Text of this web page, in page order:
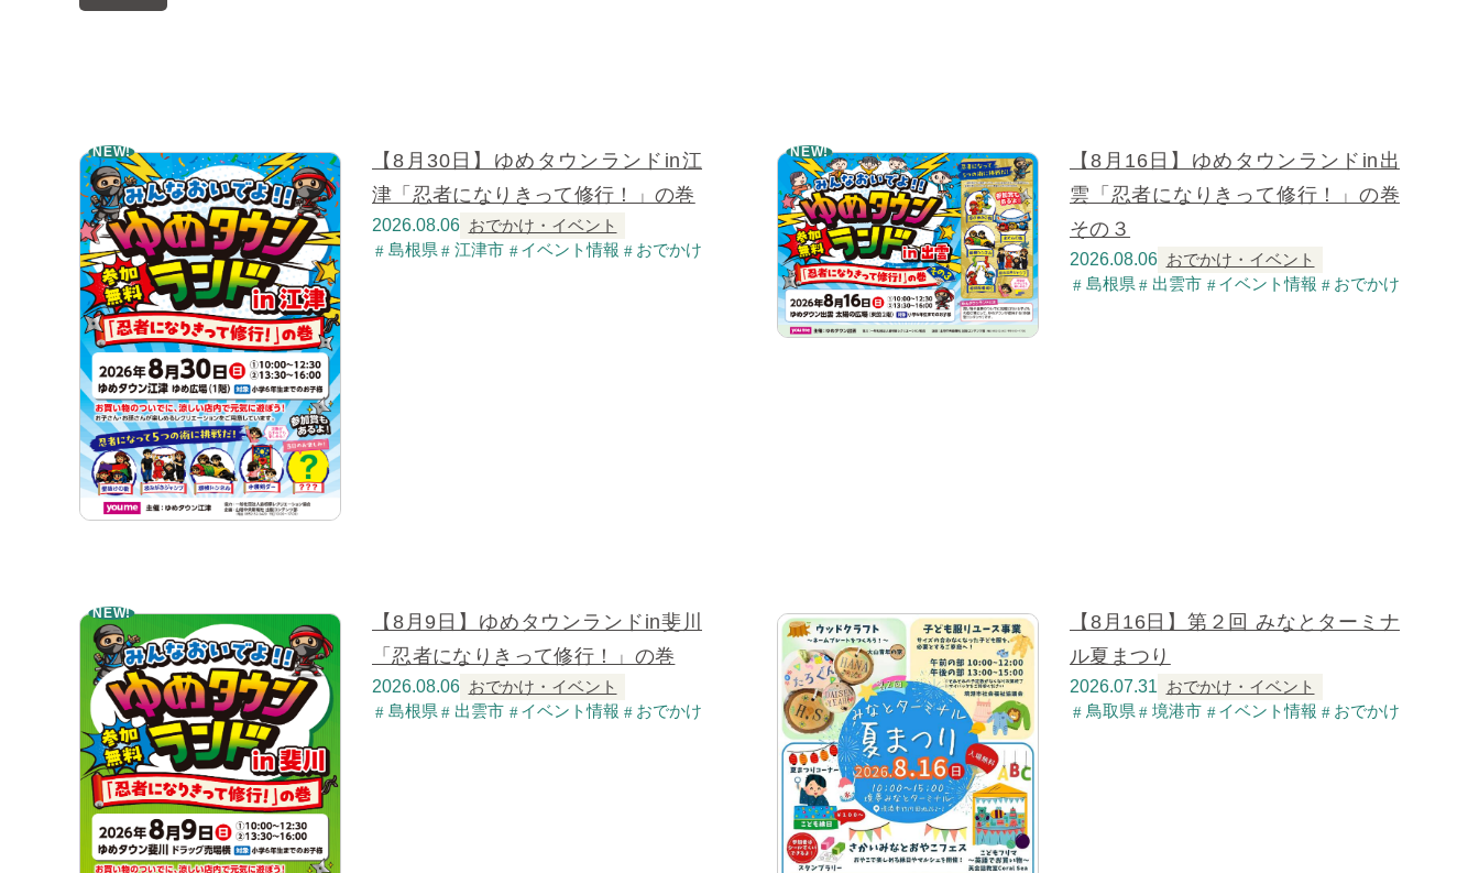
NEW!
【8月30日】ゆめタウンランドin江
津「忍者になりきって修行！」の巻
2026.08.06 おでかけ・イベント
島根県
江津市 イベント情報 おでかけ
NEW!
【8月16日】ゆめタウンランドin出
雲「忍者になりきって修行！」の巻
その３
2026.08.06 おでかけ・イベント
島根県
出雲市 イベント情報 おでかけ
NEW!
【8月9日】ゆめタウンランドin斐川
「忍者になりきって修行！」の巻
2026.08.06 おでかけ・イベント
島根県
出雲市 イベント情報 おでかけ
【8月16日】第２回 みなとターミナ
ル夏まつり
2026.07.31 おでかけ・イベント
鳥取県
境港市 イベント情報 おでかけ